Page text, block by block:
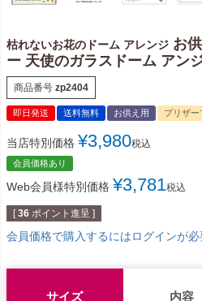
枯れないお花のドーム アレンジ お
ー 天使のガラスドーム アン
商品番号 zp2404
即日発送 送料無料 お供え用 プリザー
当店特別価格 ¥3,980税込
会員価格あり
Web会員様特別価格 ¥3,781税込
[ 36 ポイント進呈 ]
会員価格で購入するにはログインが必
サイズ 内容